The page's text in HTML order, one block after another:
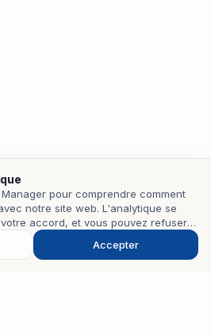
pour comprendre comment
notre site web. L'analytique se
accord, et vous pouvez refuser
Accepter